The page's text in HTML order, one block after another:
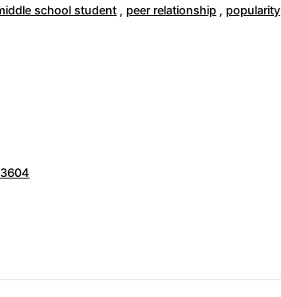
school student , peer relationship , popularity